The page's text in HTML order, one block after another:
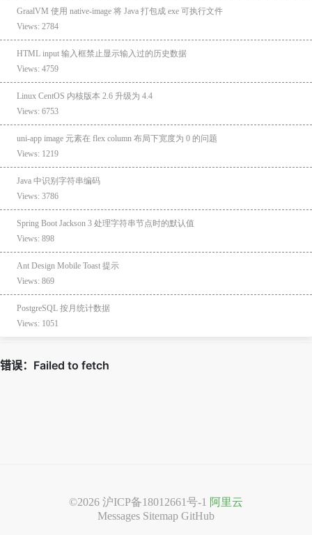
GraalVM 使用 native-image 将 Java 打包成 exe 可执行文件
Views: 2784
HTML input 输入框禁止显示输入过的历史数据
Views: 4759
Linux CentOS 内核版本 2.6 升级为 4.4
Views: 6753
uni-app image 元素在 flex column 布局下宽度为 0 的问题
Views: 1219
Java 中识别字符串编码
Views: 3786
Spring Boot Jackson 3 处理字符串节点时的默认值
Views: 898
Ant Design Mobile Toast 提示
Views: 869
PostgreSQL 按月统计数据
Views: 1051
©2026 沪ICP备18012661号-1 阿里云
Messages Sitemap GitHub